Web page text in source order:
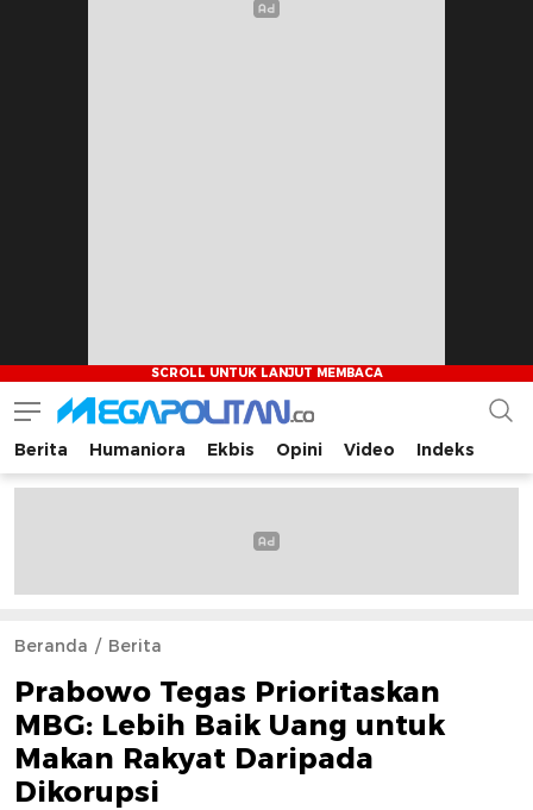
Megapolitan.co
Menyajikan berita-berita fakta bagi pembaca
Berita Humaniora Ekbis Opini Video Indeks
Beranda Berita
Prabowo Tegas Prioritaskan
MBG: Lebih Baik Uang untuk
Makan Rakyat Daripada
Dikorupsi